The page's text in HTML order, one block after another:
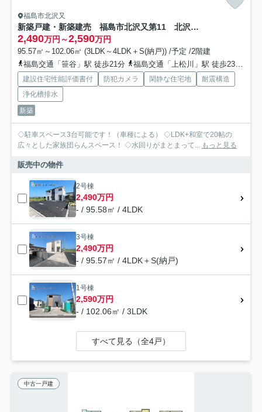
福島市北沢又
新築戸建・新築建売 福島市北沢又第11 北沢又小・信陵中
2,490万円～2,590万円
95.57㎡～102.06㎡ (3LDK～4LDK＋S(納戸)) /予定 /2階建
福島交通「笹谷」駅 徒歩21分
福島交通「上松川」駅 徒歩23分
建設住宅性能評価書付 防犯カメラ 閑静な住宅地
耐震構造
浄化槽排水
新築
◇駐車スペース3台可能です！（車種による） ◇LDK+和室で20帖の
広々とした家族団らんスペース！ ◇水回りがまとまって... もっと見る
販売中の物件
2号棟
2,490万円
- / 95.58㎡ / 4LDK
3号棟
2,490万円
- / 95.57㎡ / 4LDK＋S(納戸)
1号棟
2,590万円
- / 102.06㎡ / 3LDK
すべて見る（全4戸）
中古一戸建